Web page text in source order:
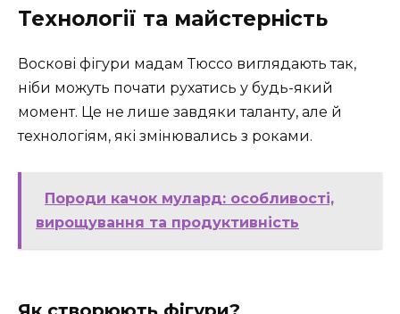
Технології та майстерність
Воскові фігури мадам Тюссо виглядають так,
ніби можуть почати рухатись у будь-який
момент. Це не лише завдяки таланту, але й
технологіям, які змінювались з роками.
Породи качок мулард: особливості,
вирощування та продуктивність